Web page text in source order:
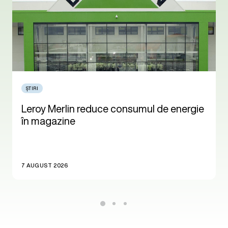
ȘTIRI
Leroy Merlin reduce consumul de energie
în magazine
7 AUGUST 2026